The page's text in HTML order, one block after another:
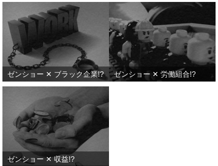
ゼンショー ✕ ブラック企業!? ゼンショー ✕ 労働組合!?
ゼンショー ✕ 収益!?